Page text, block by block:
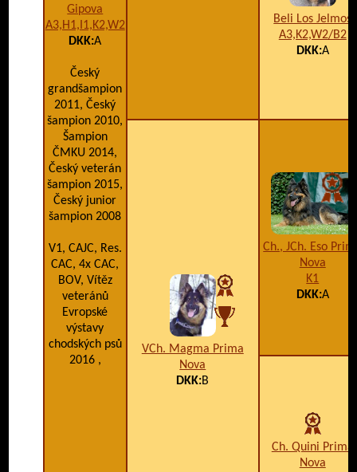
Gipova
A3,H1,I1,K2,W2
DKK:A
Český
grandšampion
2011, Český
šampion 2010,
Šampion
ČMKU 2014,
Český veterán
šampion 2015,
Český junior
šampion 2008
V1, CAJC, Res.
CAC, 4x CAC,
BOV, Vítěz
veteránů
Evropské
výstavy
chodských psů
2016 ,
Beli Los Jelmos
A3,K2,W2/B2
DKK:A
VCh. Magma Prima
Nova
DKK:B
Ch., JCh. Eso
Nova
K1
DKK:A
Ch. Quini Prima
Nova